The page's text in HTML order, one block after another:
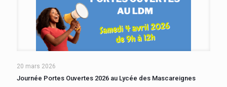
20 mars 2026
Journée Portes Ouvertes 2026 au Lycée des Mascareignes